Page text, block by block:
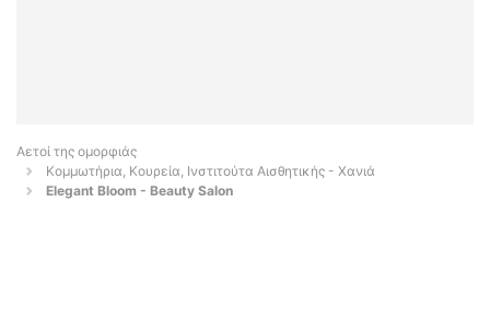
Αετοί της ομορφιάς
Κομμωτήρια, Κουρεία, Ινστιτούτα Αισθητικής - Χανιά
Elegant Bloom - Beauty Salon